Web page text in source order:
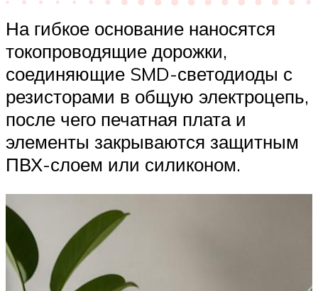
На гибкое основание наносятся
токопроводящие дорожки,
соединяющие SMD-светодиоды с
резисторами в общую электроцепь,
после чего печатная плата и
элементы закрываются защитным
ПВХ-слоем или силиконом.